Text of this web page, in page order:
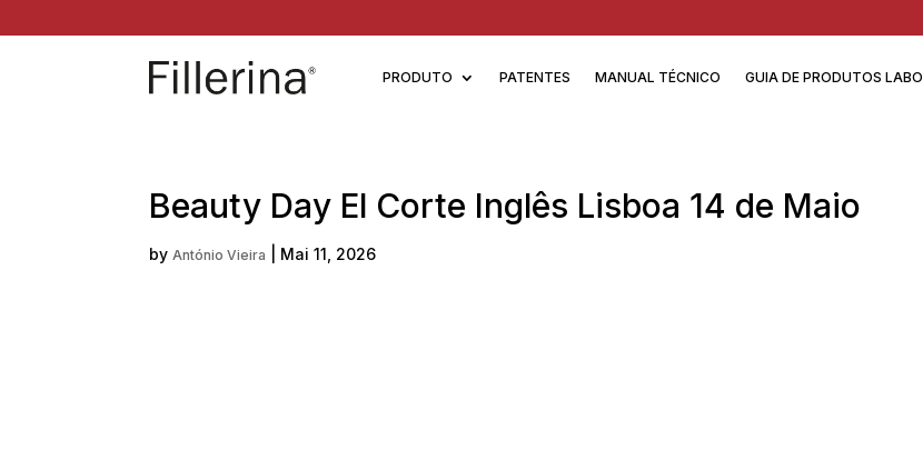
PRODUTO PATENTES MANUAL TÉCNICO GUIA DE PRODUTOS LABO
Beauty Day El Corte Inglês Lisboa 14 de Maio
by António Vieira Mai 11, 2026